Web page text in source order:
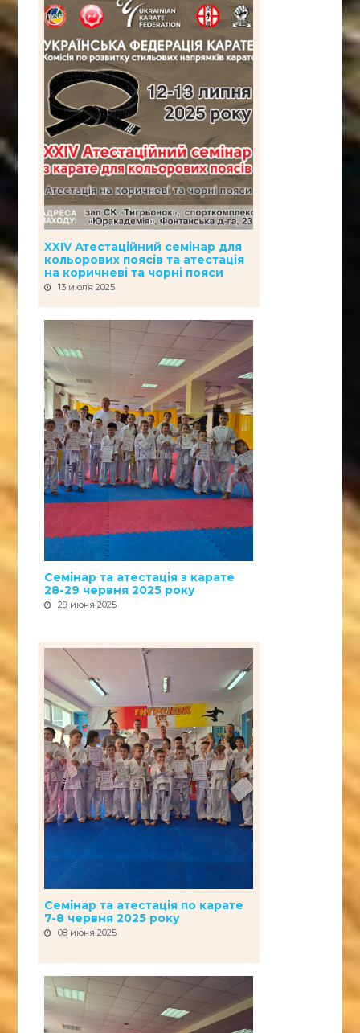
XXIV Атестаційний семінар для
кольорових поясів та атестація
на коричневі та чорні пояси
13 июля 2025
Семінар та атестація з карате
28-29 червня 2025 року
29 июня 2025
Семінар та атестація по карате
7-8 червня 2025 року
08 июня 2025